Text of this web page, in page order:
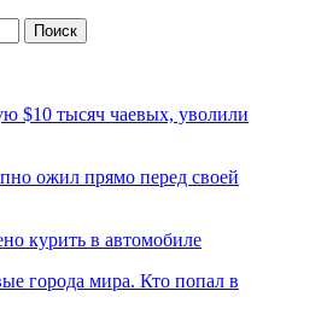
$10 тысяч чаевых, уволили
ожил прямо перед своей
курить в автомобиле
города мира. Кто попал в